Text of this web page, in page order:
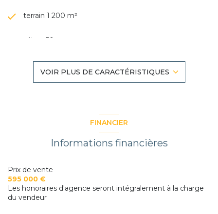
terrain 1 200 m²
séjour 50 m²
2 garage(s)
2 niveau(x)
VOIR PLUS DE CARACTÉRISTIQUES
FINANCIER
Informations financières
Prix de vente
595 000 €
Les honoraires d'agence seront intégralement à la charge
du vendeur